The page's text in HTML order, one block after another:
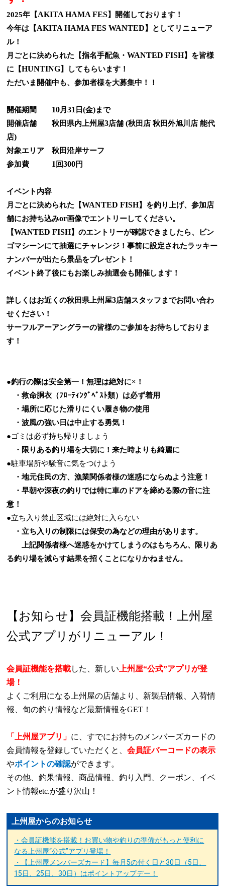
2025年【AKITA HAMA FES】開催しております！
今年は【AKITA HAMA FES WANTED 】としてリニューア
ル！
月ごとに決められた【指名手配魚・WANTED FISH】を皆様
に【HUNTING】してもらいます！
ただいま開催中も、参加者様を大募集中！！
開催期間 10月31 日(金)まで
開催店舗 秋田県内上州屋3店舗 (秋田店 秋田外旭川店 能代
店)
対象エリア 秋田沿岸サーフ
参加費 1 回300円
イベント内容
月ごとに決められた【WANTED FISH】を釣り上げ、参加店
舗にお持ち込みor画像でエントリーしてください。
【WANTED FISH】のエントリーが確認できましたら、ビン
ゴマシーンにて抽選にチャレンジ！事前に設定されたラッキー
ナンバーが出たら景品をプレゼント！
イベント終了後にもお楽しみ抽選会も開催します！
詳しくはお近くの秋田県上州屋3店舗スタッフまでお問い合わ
せください！
サーフルアーアングラーの皆様のご参加をお待ちしておりま
す！
●釣行の際は安全第一！無理は絶対に×！
・救命胴衣（ﾌﾛｰﾃｨﾝｸﾞﾍﾞｽﾄ類）は必ず着用
・場所に応じた滑りにくい履き物の使用
・波風の強い日は中止する勇気！
●ゴミは必ず持ち帰りましょう
・限りある釣り場を大切に！来た時よりも綺麗に
●駐車場所や騒音に気をつけよう
・地元住民の方、漁業関係者様の迷惑にならぬよう注意！
・早朝や深夜の釣りでは特に車のドアを締める際の音に注
意！
●立ち入り禁止区域には絶対に入らない
・立ち入りの制限には保安の為などの理由があります。
上記関係者様へ迷惑をかけてしまうのはもちろん、限りあ
る釣り場を減らす結果を招くことになりかねません。
【お知らせ】会員証機能搭載！上州屋
公式アプリがリニューアル！
会員証機能を搭載した、新しい 上州屋“公式”アプリが登
場！
よくご利用になる上州屋の店舗より、新製品情報、入荷情
報、旬の釣り情報など最新情報をGET ！
「上州屋アプリ」 に、すでにお持ちのメンバーズカードの
会員情報を登録していただくと、会員証バーコードの表示
やポイントの確認ができます。
その他、釣果情報、商品情報、釣り入門、クーポン、イベ
ント情報etc.が盛り沢山！
上州屋からのお知らせ
・会員証機能を搭載！お買い物や釣りの準備がもっと便利に
なる上州屋“公式”アプリ登場！
・【上州屋メンバーズカード】毎月5の付く日と30日（5日、
15日、25日、30日）はポイントアップデー！